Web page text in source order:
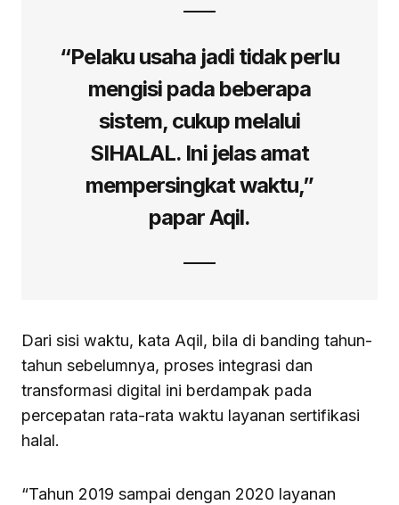
“Pelaku usaha jadi tidak perlu
mengisi pada beberapa
sistem, cukup melalui
SIHALAL. Ini jelas amat
mempersingkat waktu,”
papar Aqil.
Dari sisi waktu, kata Aqil, bila di banding tahun-
tahun sebelumnya, proses integrasi dan
transformasi digital ini berdampak pada
percepatan rata-rata waktu layanan sertifikasi
halal.
“Tahun 2019 sampai dengan 2020 layanan